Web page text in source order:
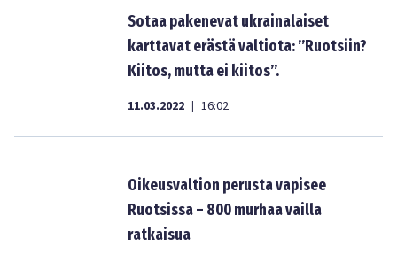
Sotaa pakenevat ukrainalaiset
karttavat erästä valtiota: ”Ruotsiin?
Kiitos, mutta ei kiitos”.
11.03.2022 | 16:02
Oikeusvaltion perusta vapisee
Ruotsissa – 800 murhaa vailla
ratkaisua